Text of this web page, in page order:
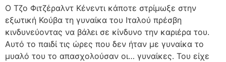
Ο Τζο Φιτζέραλντ Κένεντι κάποτε στρίμωξε στην
εξωτική Κούβα τη γυναίκα του Ιταλού πρέσβη
κινδυνεύοντας να βάλει σε κίνδυνο την καριέρα του.
Αυτό το παιδί τις ώρες που δεν ήταν με γυναίκα το
μυαλό του το απασχολούσαν οι… γυναίκες. Του είχε